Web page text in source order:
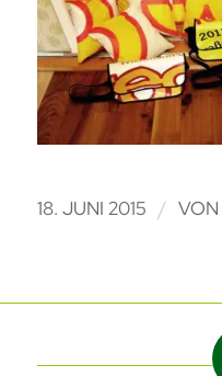
18. JUNI 2015 / VON